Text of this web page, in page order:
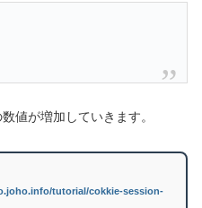
値が増加していきます。
tutorial/cokkie-session-